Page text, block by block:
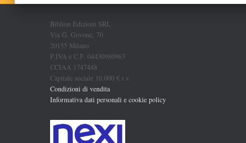
Biblion Edizioni SRL
Via G. Govone, 70
20155 Milano
P.IVA e C.F. 04430980963
CCIAA 1747448
Capitale sociale 10.000 € i.v.
Condizioni di vendita
Informativa dati personali e cookie policy